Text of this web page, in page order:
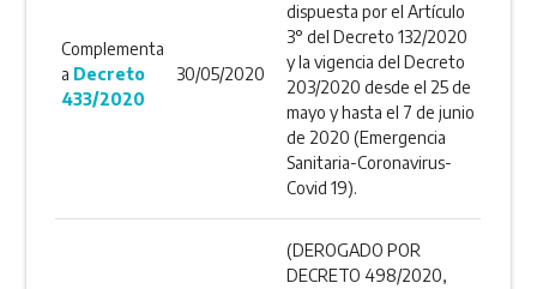
Complementa
a Decreto
433/2020
30/05/2020
dispuesta por el Artículo
3° del Decreto 132/2020
y la vigencia del Decreto
203/2020 desde el 25 de
mayo y hasta el 7 de junio
de 2020 (Emergencia
Sanitaria-Coronavirus-
Covid 19).
(DEROGADO POR
DECRETO 498/2020,